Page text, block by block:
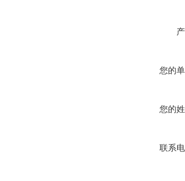
您的
您的
联系